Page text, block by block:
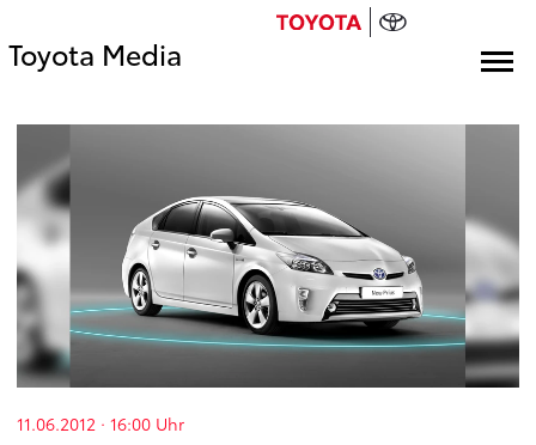
Toyota Media
11.06.2012 · 16:00 Uhr